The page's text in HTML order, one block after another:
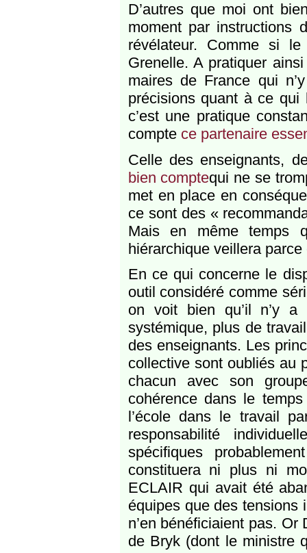
D’autres que moi ont
moment par instructions
révélateur. Comme si
Grenelle. A pratiquer
maires de France qui
précisions quant à ce qui
c’est une pratique
compte ce partenaire
Celle des enseignants,
bien comptequi ne se
met en place en
ce sont des «
Mais en même temps
hiérarchique veillera parce
En ce qui concerne le
outil considéré comme
on voit bien qu’il n’y
systémique, plus de
des enseignants. Les
collective sont oubliés au
chacun avec son
cohérence dans le
l’école dans le travail
responsabilité
spécifiques
constituera ni plus ni
ECLAIR qui avait été
équipes que des tensions
n’en bénéficiaient pas.
de Bryk (dont le ministre